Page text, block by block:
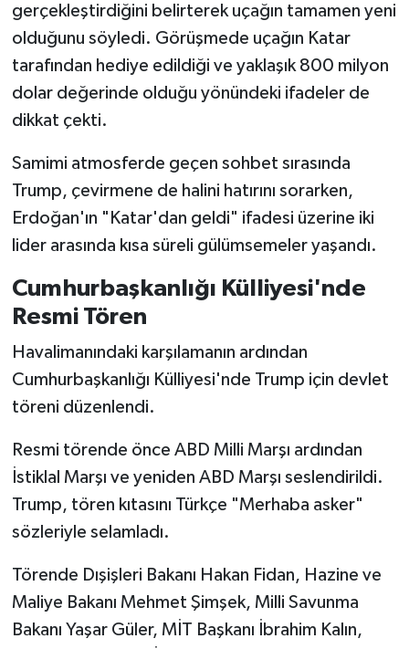
gerçekleştirdiğini belirterek uçağın tamamen yeni
olduğunu söyledi. Görüşmede uçağın Katar
tarafından hediye edildiği ve yaklaşık 800 milyon
dolar değerinde olduğu yönündeki ifadeler de
dikkat çekti.
Samimi atmosferde geçen sohbet sırasında
Trump, çevirmene de halini hatırını sorarken,
Erdoğan'ın "Katar'dan geldi" ifadesi üzerine iki
lider arasında kısa süreli gülümsemeler yaşandı.
Cumhurbaşkanlığı Külliyesi'nde
Resmi Tören
Havalimanındaki karşılamanın ardından
Cumhurbaşkanlığı Külliyesi'nde Trump için devlet
töreni düzenlendi.
Resmi törende önce ABD Milli Marşı ardından
İstiklal Marşı ve yeniden ABD Marşı seslendirildi.
Trump, tören kıtasını Türkçe "Merhaba asker"
sözleriyle selamladı.
Törende Dışişleri Bakanı Hakan Fidan, Hazine ve
Maliye Bakanı Mehmet Şimşek, Milli Savunma
Bakanı Yaşar Güler, MİT Başkanı İbrahim Kalın,